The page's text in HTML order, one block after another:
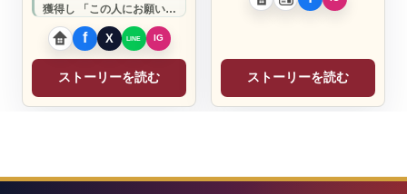
獲得し 「この人にお願いし
たい」と 指名される存在に
なるサ…
ストーリーを読む ストーリーを読む